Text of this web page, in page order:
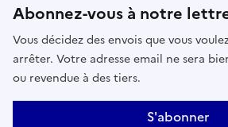
Abonnez-vous à notre
Vous décidez des envois que vous
arrêter. Votre adresse email ne sera
ou revendue à des tiers.
S'abonner